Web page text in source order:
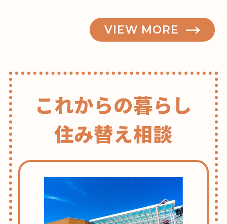
VIEW MORE
これからの暮らし
住み替え相談